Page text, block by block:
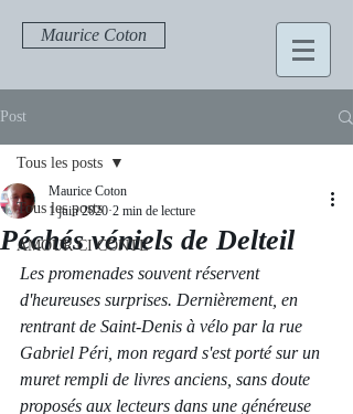
Maurice Coton
Post
Tous les posts
AMOUR CI CONTE
Tous les posts
Péchés véniels de Delteil
Maurice Coton
1 juin 2020 2 min de lecture
Les promenades souvent réservent
d'heureuses surprises. Dernièrement, en
rentrant de Saint-Denis à vélo par la rue
Gabriel Péri, mon regard s'est porté sur un
muret rempli de livres anciens, sans doute
proposés aux lecteurs dans une généreuse